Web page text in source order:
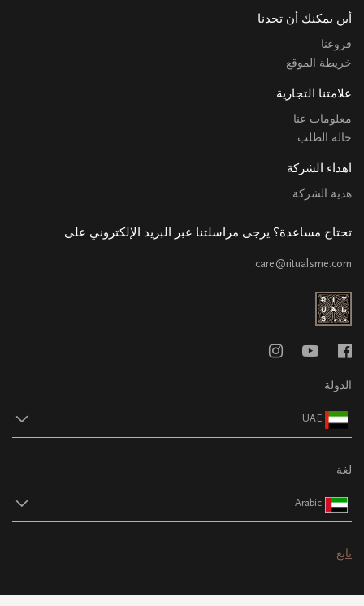
أين يمكنك أن تجدنا
فروعنا
خريطة الموقع
علامتنا التجارية
معلومات عنا
حالة الطلب
اهداء الشركة
هدية الشركة
تحتاج مساعدة؟ يرجى مراسلتنا عبر البريد الإلكتروني على
care@ritualsme.com
الدولة
UAE
لغة
Arabic
تابع